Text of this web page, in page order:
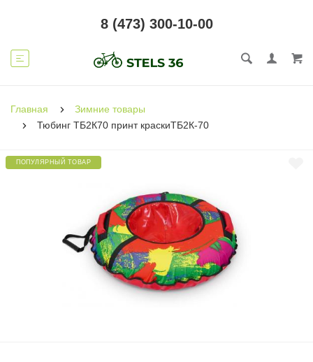
8 (473) 300-10-00
Главная
Зимние товары
Тюбинг ТБ2К70 принт краскиТБ2К-70
ПОПУЛЯРНЫЙ ТОВАР